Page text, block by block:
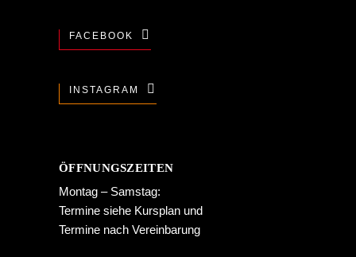
FACEBOOK
INSTAGRAM
ÖFFNUNGSZEITEN
Montag – Samstag:
Termine siehe Kursplan und
Termine nach Vereinbarung